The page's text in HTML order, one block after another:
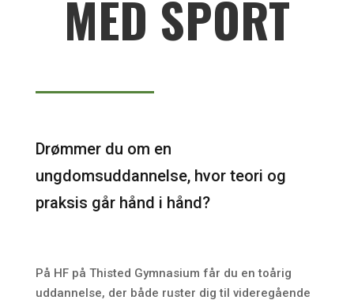
MED SPORT
Drømmer du om en
ungdomsuddannelse, hvor teori og
praksis går hånd i hånd?
På HF på Thisted Gymnasium får du en toårig
uddannelse, der både ruster dig til videregående